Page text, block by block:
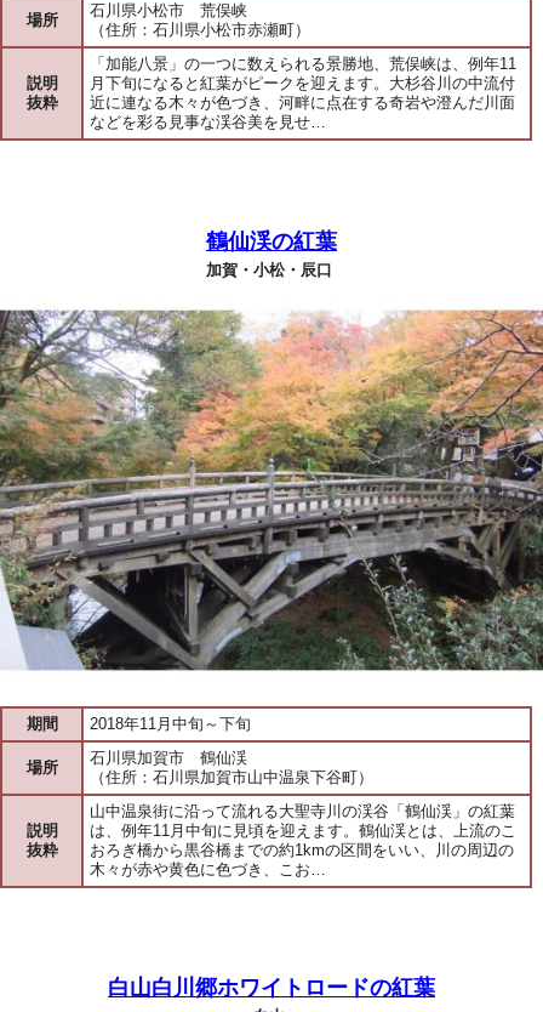
場所
石川県小松市 荒俣峡
（住所：石川県小松市赤瀬町）
説明
抜粋
「加能八景」の一つに数えられる景勝地、荒俣峡は、例年11
月下旬になると紅葉がピークを迎えます。大杉谷川の中流付
近に連なる木々が色づき、河畔に点在する奇岩や澄んだ川面
などを彩る見事な渓谷美を見せ…
鶴仙渓の紅葉
加賀・小松・辰口
期間 2018年11月中旬～下旬
場所
石川県加賀市 鶴仙渓
（住所：石川県加賀市山中温泉下谷町）
説明
抜粋
山中温泉街に沿って流れる大聖寺川の渓谷「鶴仙渓」の紅葉
は、例年11月中旬に見頃を迎えます。鶴仙渓とは、上流のこ
おろぎ橋から黒谷橋までの約1kmの区間をいい、川の周辺の
木々が赤や黄色に色づき、こお…
白山白川郷ホワイトロードの紅葉